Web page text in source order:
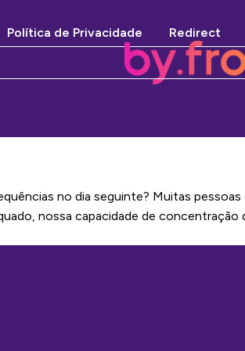
Política de Privacidade Redirect
no dia seguinte? Muitas
nossa capacidade de